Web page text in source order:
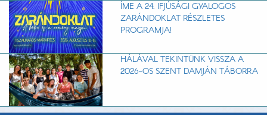
ÍME A 24. IFJÚSÁGI GYALOGOS
ZARÁNDOKLAT RÉSZLETES
PROGRAMJA!
HÁLÁVAL TEKINTÜNK VISSZA A
2026-OS SZENT DAMJÁN TÁBORRA